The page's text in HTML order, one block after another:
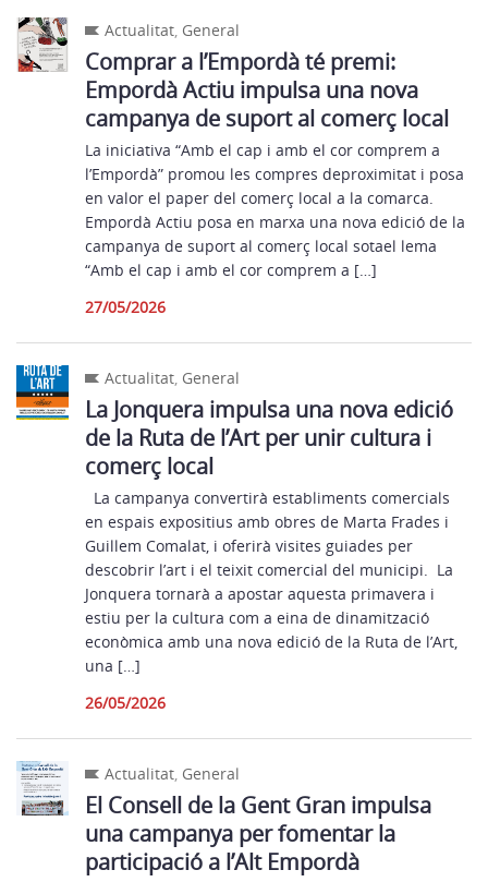
Actualitat, General
Comprar a l’Empordà té premi:
Empordà Actiu impulsa una nova
campanya de suport al comerç local
La iniciativa “Amb el cap i amb el cor comprem a
l’Empordà” promou les compres deproximitat i posa
en valor el paper del comerç local a la comarca.
Empordà Actiu posa en marxa una nova edició de la
campanya de suport al comerç local sotael lema
“Amb el cap i amb el cor comprem a […]
27/05/2026
Actualitat, General
La Jonquera impulsa una nova edició
de la Ruta de l’Art per unir cultura i
comerç local
La campanya convertirà establiments comercials
en espais expositius amb obres de Marta Frades i
Guillem Comalat, i oferirà visites guiades per
descobrir l’art i el teixit comercial del municipi. La
Jonquera tornarà a apostar aquesta primavera i
estiu per la cultura com a eina de dinamització
econòmica amb una nova edició de la Ruta de l’Art,
una […]
26/05/2026
Actualitat, General
El Consell de la Gent Gran impulsa
una campanya per fomentar la
participació a l’Alt Empordà